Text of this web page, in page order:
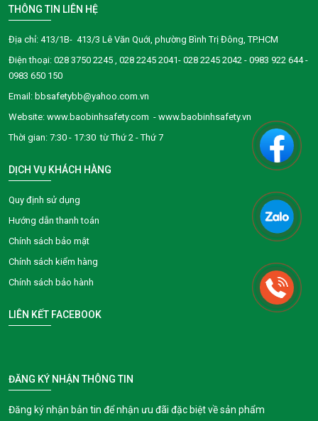
THÔNG TIN LIÊN HỆ
Địa chỉ: 413/1B- 413/3 Lê Văn Quới, phường Bình Trị Đông, TP.HCM
Điện thoại: 028 3750 2245 , 028 2245 2041- 028 2245 2042 - 0983 922 644 -
0983 650 150
Email: bbsafetybb@yahoo.com.vn
Website: www.baobinhsafety.com - www.baobinhsafety.vn
Thời gian: 7:30 - 17:30 từ Thứ 2 - Thứ 7
DỊCH VỤ KHÁCH HÀNG
Quy định sử dụng
Hướng dẫn thanh toán
Chính sách bảo mật
Chính sách kiểm hàng
Chính sách bảo hành
LIÊN KẾT FACEBOOK
ĐĂNG KÝ NHẬN THÔNG TIN
Đăng ký nhận bản tin để nhận ưu đãi đặc biệt về sản phẩm